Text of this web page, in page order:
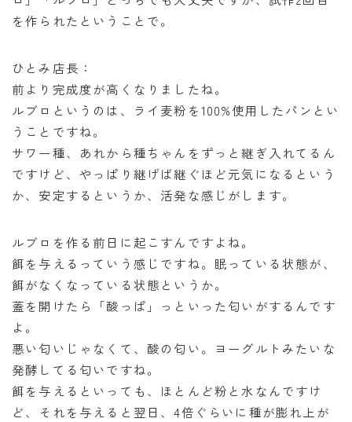
お問い合わせ
を作られたということで。
ひとみ店長：
前より完成度が高くなりましたね。
ルブロというのは、ライ麦粉を100%使用したパンとい
うことですね。
サワー種、あれから種ちゃんをずっと継ぎ入れてるん
ですけど、やっぱり継げば継ぐほど元気になるという
か、安定するというか、活発な感じがします。
ルブロを作る前日に起こすんですよね。
餌を与えるっていう感じですね。眠っている状態が、
餌がなくなっている状態というか。
蓋を開けたら「酸っぱ」っといった匂いがするんです
よ。
悪い匂いじゃなくて、酸の匂い。ヨーグルトみたいな
発酵してる匂いですね。
餌を与えるといっても、ほとんど粉と水なんですけ
ど、それを与えると翌日、4倍ぐらいに種が膨れ上が